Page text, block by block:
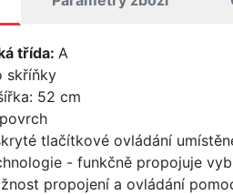
třída: A
skříňky
52 cm
tlačítkové ovládání
- funkčně propojuje
propojení a ovládání